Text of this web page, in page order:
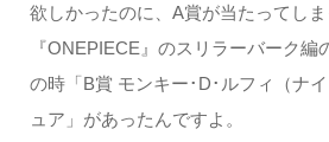
欲しかったのに、A賞が当たってしま
『ONEPIECE』のスリラーバーク編
の時「B賞 モンキー･D･ルフィ（ナ
ュア」があったんですよ。